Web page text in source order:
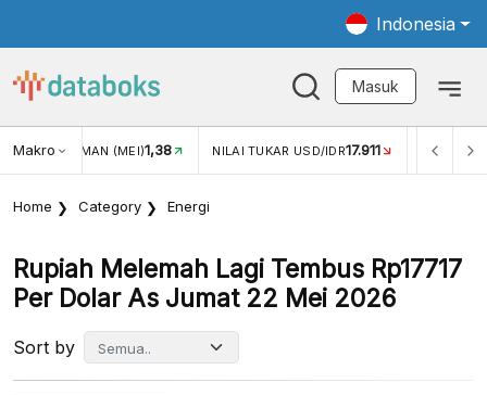
Indonesia
Masuk
MakroWISMAN (MEI)1,38 NILAI TUKAR USD/IDR17.911 INFLASI
Home Category Energi
Rupiah Melemah Lagi Tembus Rp17717
Per Dolar As Jumat 22 Mei 2026
Sort by